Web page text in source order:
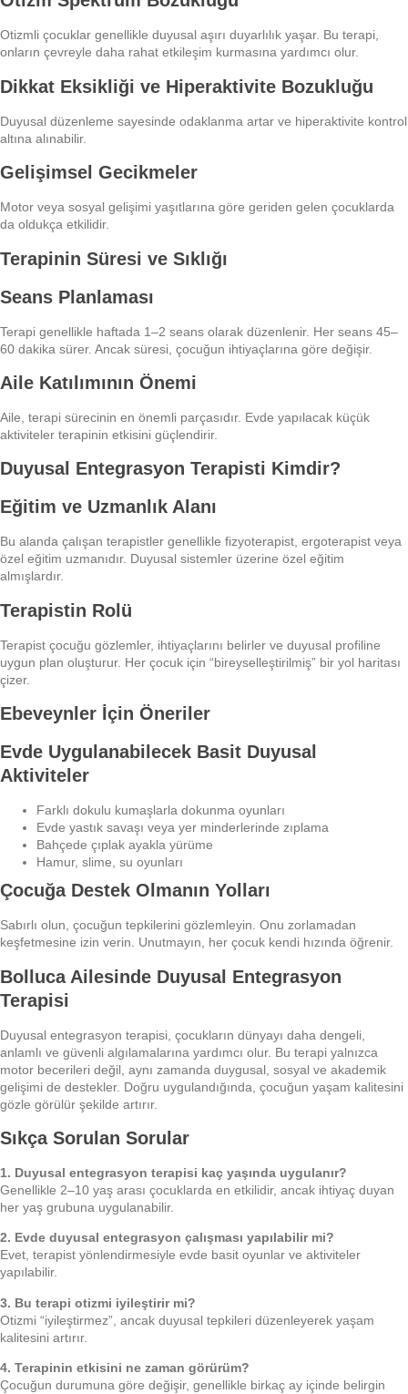
Otizmli çocuklar genellikle duyusal aşırı duyarlılık yaşar. Bu terapi,
onların çevreyle daha rahat etkileşim kurmasına yardımcı olur.
Dikkat Eksikliği ve Hiperaktivite Bozukluğu
Duyusal düzenleme sayesinde odaklanma artar ve hiperaktivite kontrol
altına alınabilir.
Gelişimsel Gecikmeler
Motor veya sosyal gelişimi yaşıtlarına göre geriden gelen çocuklarda
da oldukça etkilidir.
Terapinin Süresi ve Sıklığı
Seans Planlaması
Terapi genellikle haftada 1–2 seans olarak düzenlenir. Her seans 45–
60 dakika sürer. Ancak süresi, çocuğun ihtiyaçlarına göre değişir.
Aile Katılımının Önemi
Aile, terapi sürecinin en önemli parçasıdır. Evde yapılacak küçük
aktiviteler terapinin etkisini güçlendirir.
Duyusal Entegrasyon Terapisti Kimdir?
Eğitim ve Uzmanlık Alanı
Bu alanda çalışan terapistler genellikle fizyoterapist, ergoterapist veya
özel eğitim uzmanıdır. Duyusal sistemler üzerine özel eğitim
almışlardır.
Terapistin Rolü
Terapist çocuğu gözlemler, ihtiyaçlarını belirler ve duyusal profiline
uygun plan oluşturur. Her çocuk için “bireyselleştirilmiş” bir yol haritası
çizer.
Ebeveynler İçin Öneriler
Evde Uygulanabilecek Basit Duyusal
Aktiviteler
Farklı dokulu kumaşlarla dokunma oyunları
Evde yastık savaşı veya yer minderlerinde zıplama
Bahçede çıplak ayakla yürüme
Hamur, slime, su oyunları
Çocuğa Destek Olmanın Yolları
Sabırlı olun, çocuğun tepkilerini gözlemleyin. Onu zorlamadan
keşfetmesine izin verin. Unutmayın, her çocuk kendi hızında öğrenir.
Bolluca Ailesinde Duyusal Entegrasyon
Terapisi
Duyusal entegrasyon terapisi, çocukların dünyayı daha dengeli,
anlamlı ve güvenli algılamalarına yardımcı olur. Bu terapi yalnızca
motor becerileri değil, aynı zamanda duygusal, sosyal ve akademik
gelişimi de destekler. Doğru uygulandığında, çocuğun yaşam kalitesini
gözle görülür şekilde artırır.
Sıkça Sorulan Sorular
1. Duyusal entegrasyon terapisi kaç yaşında uygulanır?
Genellikle 2–10 yaş arası çocuklarda en etkilidir, ancak ihtiyaç duyan
her yaş grubuna uygulanabilir.
2. Evde duyusal entegrasyon çalışması yapılabilir mi?
Evet, terapist yönlendirmesiyle evde basit oyunlar ve aktiviteler
yapılabilir.
3. Bu terapi otizmi iyileştirir mi?
Otizmi “iyileştirmez”, ancak duyusal tepkileri düzenleyerek yaşam
kalitesini artırır.
4. Terapinin etkisini ne zaman görürüm?
Çocuğun durumuna göre değişir, genellikle birkaç ay içinde belirgin